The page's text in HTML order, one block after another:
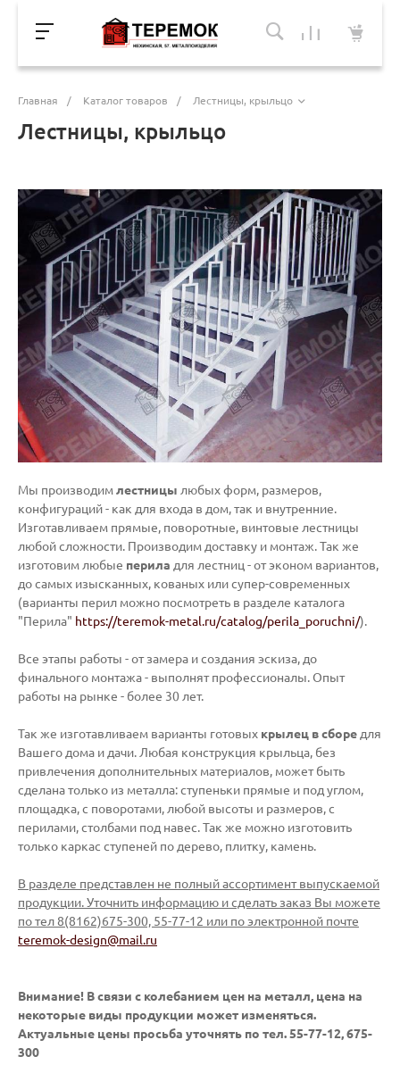
Главная / Каталог товаров / Лестницы, крыльцо
Лестницы, крыльцо
Мы производимлестницы любых форм, размеров,
конфигураций - как для входа в дом, так и внутренние.
Изготавливаем прямые, поворотные, винтовые лестницы
любой сложности. Производим доставку и монтаж. Так же
изготовим любые перила для лестниц - от эконом вариантов,
до самых изысканных, кованых или супер-современных
(варианты перил можно посмотреть в разделе каталога
"Перила" https://teremok-metal.ru/catalog/perila_poruchni/).
Все этапы работы - от замера и создания эскиза, до
финального монтажа - выполнят профессионалы. Опыт
работы на рынке - более 30 лет.
Так же изготавливаем варианты готовых крылец в сборе для
Вашего дома и дачи. Любая конструкция крыльца, без
привлечения дополнительных материалов, может быть
сделана только из металла: ступеньки прямые и под углом,
площадка, с поворотами, любой высоты и размеров, с
перилами, столбами под навес. Так же можно изготовить
только каркас ступеней по дерево, плитку, камень.
В разделе представлен не полный ассортимент выпускаемой
продукции. Уточнить информацию и сделать заказ Вы можете
по тел 8(8162)675-300, 55-77-12 или по электронной почте
teremok-design@mail.ru
Внимание! В связи с колебанием цен на металл, цена на
некоторые виды продукции может изменяться.
Актуальные цены просьба уточнять по тел. 55-77-12, 675-
300